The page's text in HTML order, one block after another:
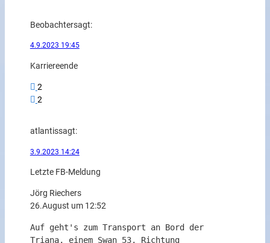
Beobachtersagt:
4.9.2023 19:45
Karriereende
2
2
atlantissagt:
3.9.2023 14:24
Letzte FB-Meldung
Jörg Riechers
26.August um 12:52
Auf geht's zum Transport an Bord der
Triana, einem Swan 53, Richtung